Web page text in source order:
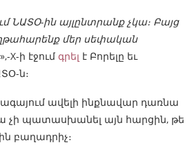
ին այլընտրանք չկա։ Բայց
մեր սեփական
»,-X-ի էջում գրել է Բորելը եւ
ն։
ավելի ինքնավար դառնա
չի պատասխանել այն հարցին, թե
բաղադրիչ։